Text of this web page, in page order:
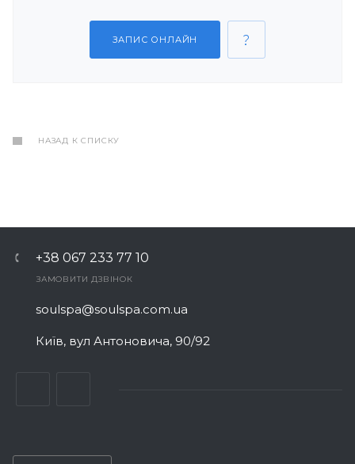
ЗАПИС ОНЛАЙН
НАЗАД К СПИСКУ
+38 067 233 77 10
ЗАМОВИТИ ДЗВІНОК
soulspa@soulspa.com.ua
Київ, вул Антоновича, 90/92